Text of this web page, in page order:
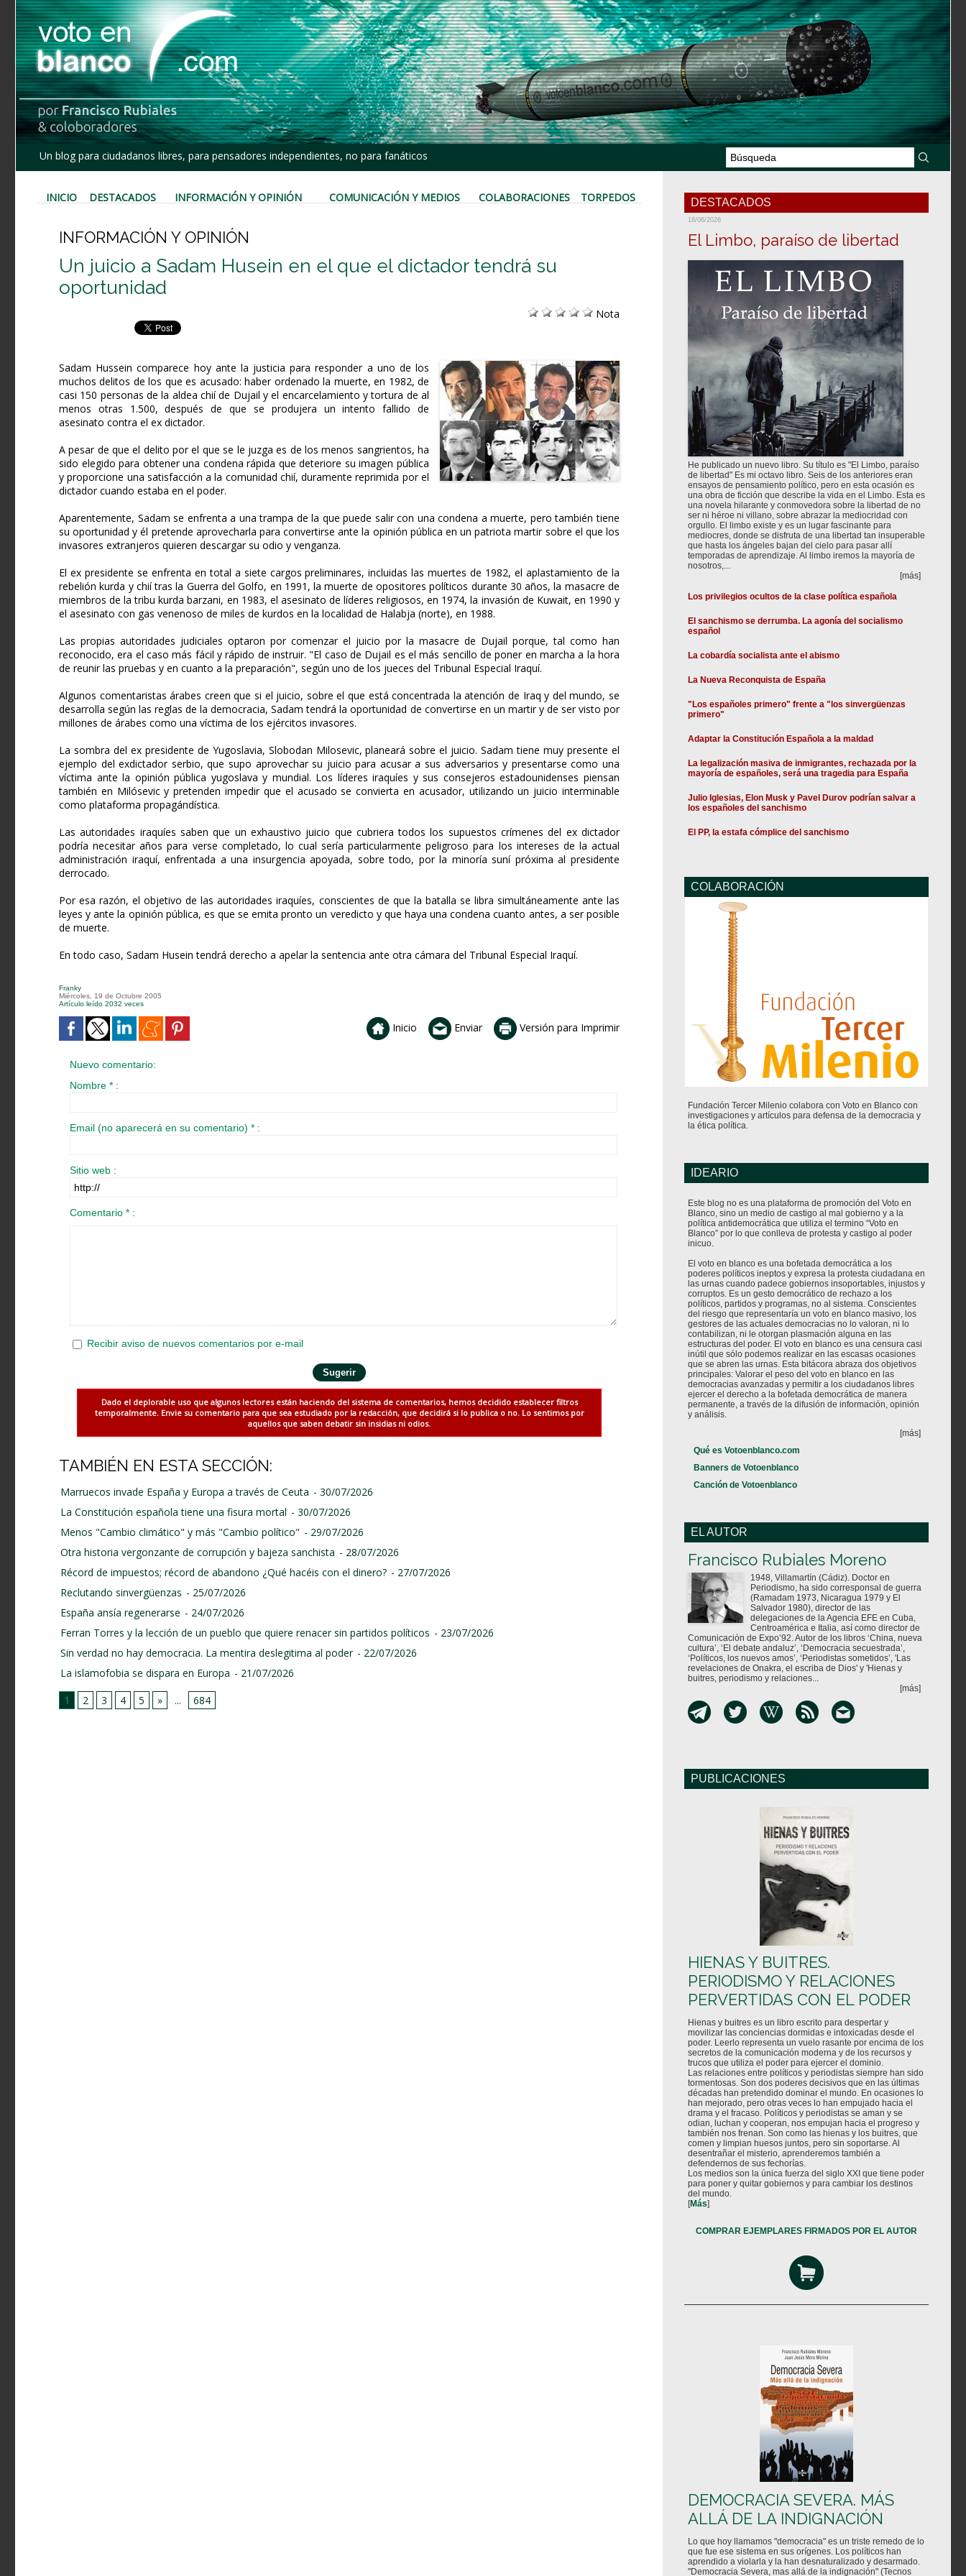
Un blog para ciudadanos libres, para pensadores independientes, no para fanáticos
INICIO DESTACADOS INFORMACIÓN Y OPINIÓN COMUNICACIÓN Y MEDIOS COLABORACIONES TORPEDOS
INFORMACIÓN Y OPINIÓN
Un juicio a Sadam Husein en el que el dictador tendrá su
oportunidad
Nota
Sadam Hussein comparece hoy ante la justicia para responder a uno de los
muchos delitos de los que es acusado: haber ordenado la muerte, en 1982, de
casi 150 personas de la aldea chií de Dujail y el encarcelamiento y tortura de al
menos otras 1.500, después de que se produjera un intento fallido de
asesinato contra el ex dictador.
A pesar de que el delito por el que se le juzga es de los menos sangrientos, ha
sido elegido para obtener una condena rápida que deteriore su imagen pública
y proporcione una satisfacción a la comunidad chií, duramente reprimida por el
dictador cuando estaba en el poder.
Aparentemente, Sadam se enfrenta a una trampa de la que puede salir con una condena a muerte, pero también tiene
su oportunidad y él pretende aprovecharla para convertirse ante la opinión pública en un patriota martir sobre el que los
invasores extranjeros quieren descargar su odio y venganza.
El ex presidente se enfrenta en total a siete cargos preliminares, incluidas las muertes de 1982, el aplastamiento de la
rebelión kurda y chií tras la Guerra del Golfo, en 1991, la muerte de opositores políticos durante 30 años, la masacre de
miembros de la tribu kurda barzani, en 1983, el asesinato de líderes religiosos, en 1974, la invasión de Kuwait, en 1990 y
el asesinato con gas venenoso de miles de kurdos en la localidad de Halabja (norte), en 1988.
Las propias autoridades judiciales optaron por comenzar el juicio por la masacre de Dujail porque, tal como han
reconocido, era el caso más fácil y rápido de instruir. "El caso de Dujail es el más sencillo de poner en marcha a la hora
de reunir las pruebas y en cuanto a la preparación", según uno de los jueces del Tribunal Especial Iraquí.
Algunos comentaristas árabes creen que si el juicio, sobre el que está concentrada la atención de Iraq y del mundo, se
desarrolla según las reglas de la democracia, Sadam tendrá la oportunidad de convertirse en un martir y de ser visto por
millones de árabes como una víctima de los ejércitos invasores.
La sombra del ex presidente de Yugoslavia, Slobodan Milosevic, planeará sobre el juicio. Sadam tiene muy presente el
ejemplo del exdictador serbio, que supo aprovechar su juicio para acusar a sus adversarios y presentarse como una
víctima ante la opinión pública yugoslava y mundial. Los líderes iraquíes y sus consejeros estadounidenses piensan
también en Milósevic y pretenden impedir que el acusado se convierta en acusador, utilizando un juicio interminable
como plataforma propagándística.
Las autoridades iraquíes saben que un exhaustivo juicio que cubriera todos los supuestos crímenes del ex dictador
podría necesitar años para verse completado, lo cual sería particularmente peligroso para los intereses de la actual
administración iraquí, enfrentada a una insurgencia apoyada, sobre todo, por la minoría suní próxima al presidente
derrocado.
Por esa razón, el objetivo de las autoridades iraquíes, conscientes de que la batalla se libra simultáneamente ante las
leyes y ante la opinión pública, es que se emita pronto un veredicto y que haya una condena cuanto antes, a ser posible
de muerte.
En todo caso, Sadam Husein tendrá derecho a apelar la sentencia ante otra cámara del Tribunal Especial Iraquí.
Franky
Miércoles, 19 de Octubre 2005
Artículo leído 2032 veces
Inicio Enviar Versión para Imprimir
Nuevo comentario:
Nombre * :
Email (no aparecerá en su comentario) * :
Sitio web :
Comentario * :
Recibir aviso de nuevos comentarios por e-mail
Dado el deplorable uso que algunos lectores están haciendo del sistema de comentarios, hemos decidido establecer filtros
temporalmente. Envie su comentario para que sea estudiado por la redacción, que decidirá si lo publica o no. Lo sentimos por
aquellos que saben debatir sin insidias ni odios.
TAMBIÉN EN ESTA SECCIÓN:
Marruecos invade España y Europa a través de Ceuta - 30/07/2026
La Constitución española tiene una fisura mortal - 30/07/2026
Menos "Cambio climático" y más "Cambio político" - 29/07/2026
Otra historia vergonzante de corrupción y bajeza sanchista - 28/07/2026
Récord de impuestos; récord de abandono ¿Qué hacéis con el dinero? - 27/07/2026
Reclutando sinvergüenzas - 25/07/2026
España ansía regenerarse - 24/07/2026
Ferran Torres y la lección de un pueblo que quiere renacer sin partidos políticos - 23/07/2026
Sin verdad no hay democracia. La mentira deslegitima al poder - 22/07/2026
La islamofobia se dispara en Europa - 21/07/2026
1
2 3 4 5 » ... 684
DESTACADOS
18/06/2026
El Limbo, paraíso de libertad
He publicado un nuevo libro. Su título es "El Limbo, paraíso
de libertad" Es mi octavo libro. Seis de los anteriores eran
ensayos de pensamiento político, pero en esta ocasión es
una obra de ficción que describe la vida en el Limbo. Esta es
una novela hilarante y conmovedora sobre la libertad de no
ser ni héroe ni villano, sobre abrazar la mediocridad con
orgullo. El limbo existe y es un lugar fascinante para
mediocres, donde se disfruta de una libertad tan insuperable
que hasta los ángeles bajan del cielo para pasar allí
temporadas de aprendizaje. Al limbo iremos la mayoría de
nosotros,...
[más]
Los privilegios ocultos de la clase política española
El sanchismo se derrumba. La agonía del socialismo
español
La cobardía socialista ante el abismo
La Nueva Reconquista de España
"Los españoles primero" frente a "los sinvergüenzas
primero"
Adaptar la Constitución Española a la maldad
La legalización masiva de inmigrantes, rechazada por la
mayoría de españoles, será una tragedia para España
Julio Iglesias, Elon Musk y Pavel Durov podrían salvar a
los españoles del sanchismo
El PP, la estafa cómplice del sanchismo
COLABORACIÓN
Fundación Tercer Milenio colabora con Voto en Blanco con
investigaciones y artículos para defensa de la democracia y
la ética política.
IDEARIO
Este blog no es una plataforma de promoción del Voto en
Blanco, sino un medio de castigo al mal gobierno y a la
política antidemocrática que utiliza el termino “Voto en
Blanco” por lo que conlleva de protesta y castigo al poder
inicuo.
El voto en blanco es una bofetada democrática a los
poderes políticos ineptos y expresa la protesta ciudadana en
las urnas cuando padece gobiernos insoportables, injustos y
corruptos. Es un gesto democrático de rechazo a los
políticos, partidos y programas, no al sistema. Conscientes
del riesgo que representaría un voto en blanco masivo, los
gestores de las actuales democracias no lo valoran, ni lo
contabilizan, ni le otorgan plasmación alguna en las
estructuras del poder. El voto en blanco es una censura casi
inútil que sólo podemos realizar en las escasas ocasiones
que se abren las urnas. Esta bitácora abraza dos objetivos
principales: Valorar el peso del voto en blanco en las
democracias avanzadas y permitir a los ciudadanos libres
ejercer el derecho a la bofetada democrática de manera
permanente, a través de la difusión de información, opinión
y análisis.
[más]
Qué es Votoenblanco.com
Banners de Votoenblanco
Canción de Votoenblanco
EL AUTOR
Francisco Rubiales Moreno
1948, Villamartín (Cádiz). Doctor en
Periodismo, ha sido corresponsal de guerra
(Ramadam 1973, Nicaragua 1979 y El
Salvador 1980), director de las
delegaciones de la Agencia EFE en Cuba,
Centroamérica e Italia, así como director de
Comunicación de Expo’92. Autor de los libros ‘China, nueva
cultura’, ‘El debate andaluz’, ‘Democracia secuestrada’,
‘Políticos, los nuevos amos’, ‘Periodistas sometidos’, 'Las
revelaciones de Onakra, el escriba de Dios' y 'Hienas y
buitres, periodismo y relaciones...
[más]
PUBLICACIONES
HIENAS Y BUITRES.
PERIODISMO Y RELACIONES
PERVERTIDAS CON EL PODER
Hienas y buitres es un libro escrito para despertar y
movilizar las conciencias dormidas e intoxicadas desde el
poder. Leerlo representa un vuelo rasante por encima de los
secretos de la comunicación moderna y de los recursos y
trucos que utiliza el poder para ejercer el dominio.
Las relaciones entre políticos y periodistas siempre han sido
tormentosas. Son dos poderes decisivos que en las últimas
décadas han pretendido dominar el mundo. En ocasiones lo
han mejorado, pero otras veces lo han empujado hacia el
drama y el fracaso. Políticos y periodistas se aman y se
odian, luchan y cooperan, nos empujan hacia el progreso y
también nos frenan. Son como las hienas y los buitres, que
comen y limpian huesos juntos, pero sin soportarse. Al
desentrañar el misterio, aprenderemos también a
defendernos de sus fechorías.
Los medios son la única fuerza del siglo XXI que tiene poder
para poner y quitar gobiernos y para cambiar los destinos
del mundo.
[Más]
COMPRAR EJEMPLARES FIRMADOS POR EL AUTOR
DEMOCRACIA SEVERA. MÁS
ALLÁ DE LA INDIGNACIÓN
Lo que hoy llamamos "democracia" es un triste remedo de lo
que fue ese sistema en sus orígenes. Los políticos han
aprendido a violarla y la han desnaturalizado y desarmado.
"Democracia Severa, mas allá de la indignación" (Tecnos